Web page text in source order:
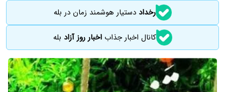
رخداددستیار هوشمند زمان در بله
کانال اخبار جذاباخبار روز آزاد بله